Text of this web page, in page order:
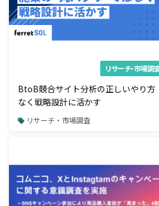
リサーチ・市場調
BtoB競合サイト分析の正しいやり
なく戦略設計に活かす
リサーチ・市場調査